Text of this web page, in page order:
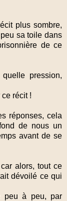
plus sombre,
sa toile dans
de ce
pression,
récit !
réponses, cela
de nous un
avant de se
alors, tout ce
dévoilé ce qui
peu à peu, par